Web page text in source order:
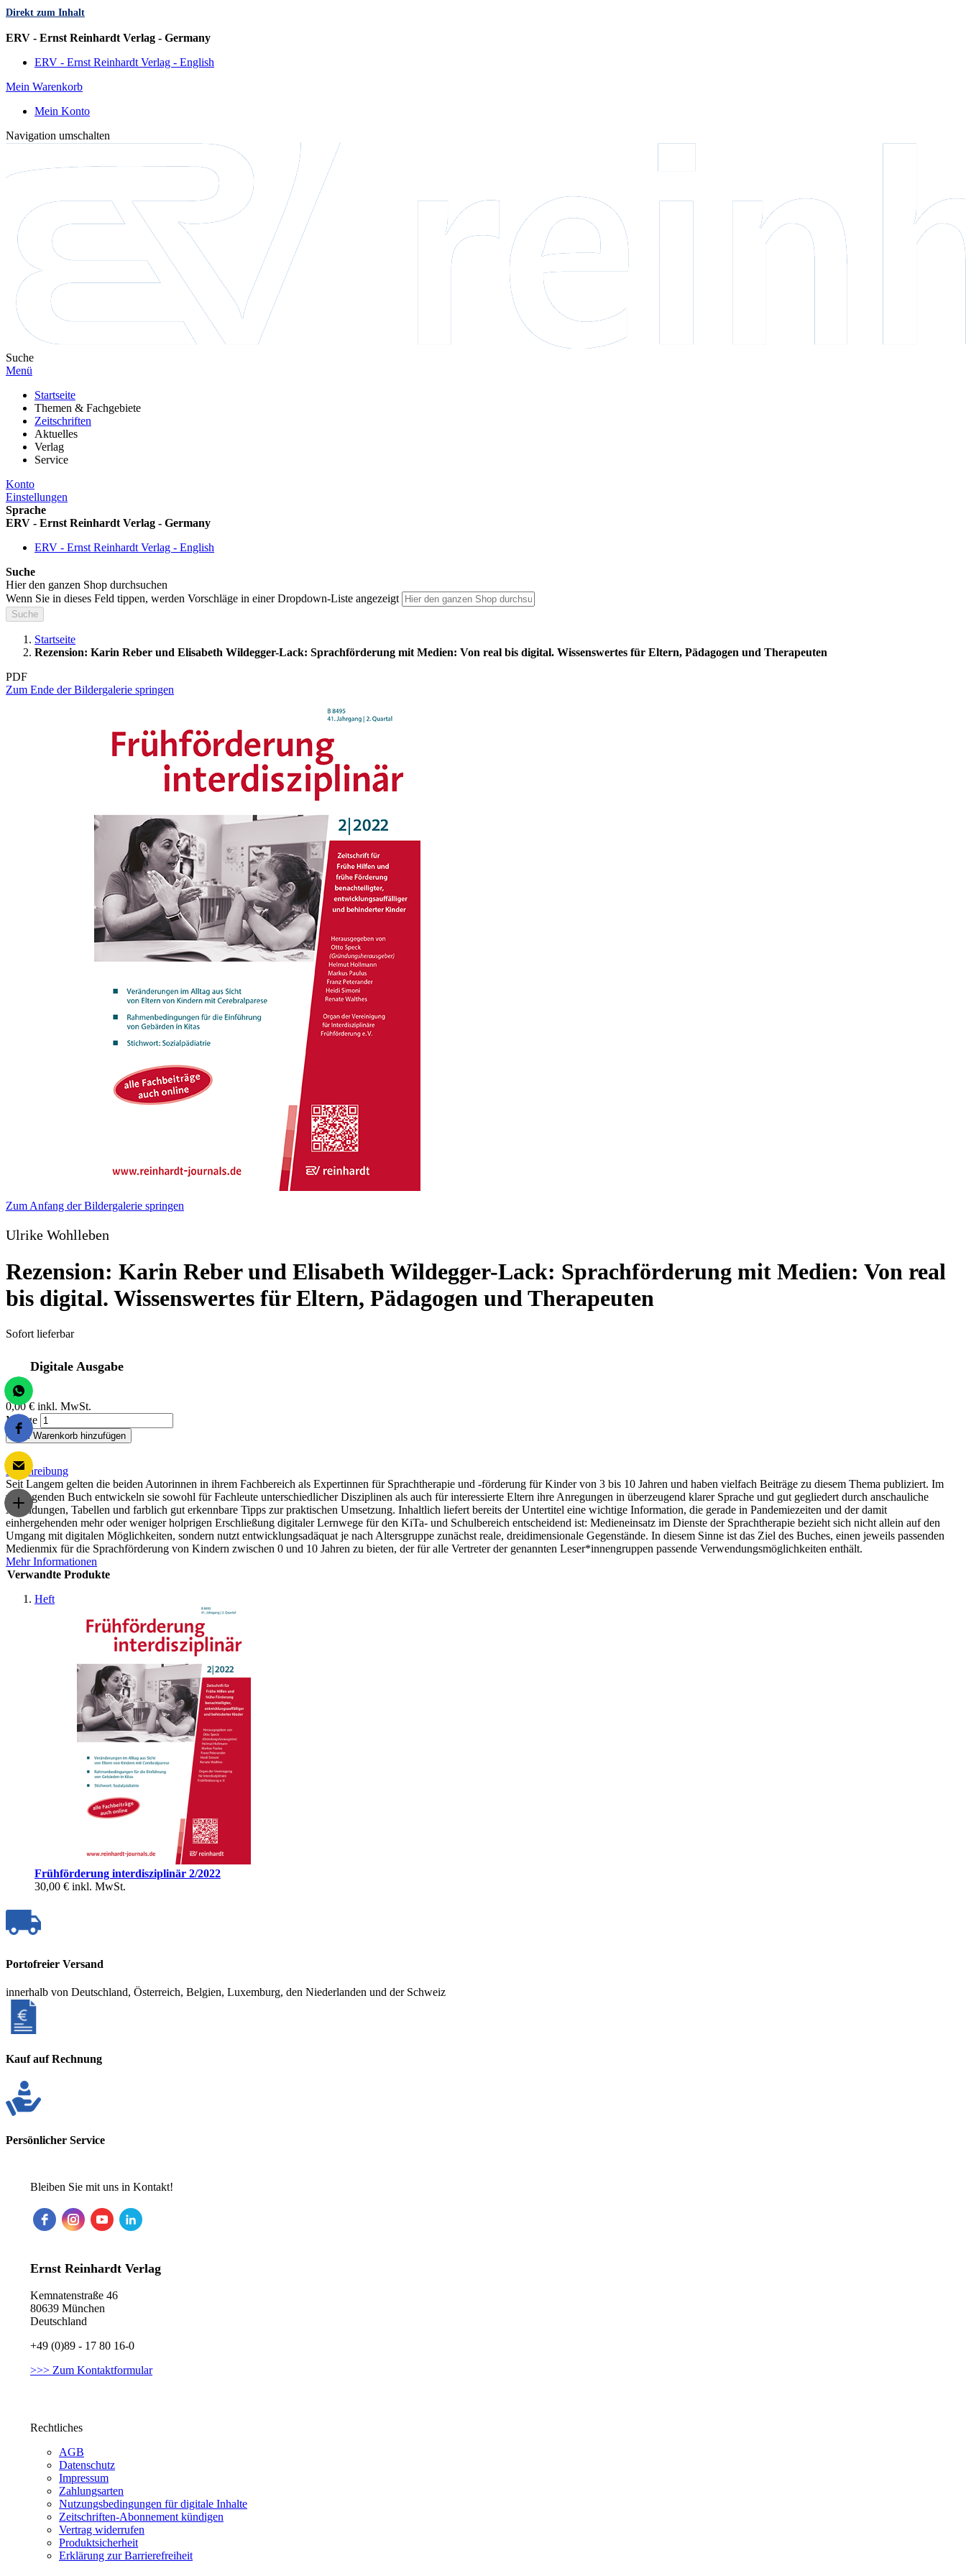
Direkt zum Inhalt
ERV - Ernst Reinhardt Verlag - Germany
ERV - Ernst Reinhardt Verlag - English
Mein Warenkorb
Mein Konto
Navigation umschalten
Suche
Menü
Startseite
Themen & Fachgebiete
Zeitschriften
Aktuelles
Verlag
Service
Konto
Einstellungen
Sprache
ERV - Ernst Reinhardt Verlag - Germany
ERV - Ernst Reinhardt Verlag - English
Suche
Hier den ganzen Shop durchsuchen
Wenn Sie in dieses Feld tippen, werden Vorschläge in einer Dropdown-Liste angezeigt
Suche
Startseite
Rezension: Karin Reber und Elisabeth Wildegger-Lack: Sprachförderung mit Medien: Von real bis digital. Wissenswertes für Eltern, Pädagogen und Therapeuten
PDF
Zum Ende der Bildergalerie springen
Zum Anfang der Bildergalerie springen
Ulrike Wohlleben
Rezension: Karin Reber und Elisabeth Wildegger-Lack: Sprachförderung mit Medien: Von real
bis digital. Wissenswertes für Eltern, Pädagogen und Therapeuten
Sofort lieferbar
Digitale Ausgabe
0,00 € inkl. MwSt.
Menge
Zum Warenkorb hinzufügen
Beschreibung
Seit Langem gelten die beiden Autorinnen in ihrem Fachbereich als Expertinnen für Sprachtherapie und -förderung für Kinder von 3 bis 10 Jahren und haben vielfach Beiträge zu diesem Thema publiziert. Im
vorliegenden Buch entwickeln sie sowohl für Fachleute unterschiedlicher Disziplinen als auch für interessierte Eltern ihre Anregungen in überzeugend klarer Sprache und gut gegliedert durch anschauliche
Abbildungen, Tabellen und farblich gut erkennbare Tipps zur praktischen Umsetzung. Inhaltlich liefert bereits der Untertitel eine wichtige Information, die gerade in Pandemiezeiten und der damit
einhergehenden mehr oder weniger holprigen Erschließung digitaler Lernwege für den KiTa- und Schulbereich entscheidend ist: Medieneinsatz im Dienste der Sprachtherapie bezieht sich nicht allein auf den
Umgang mit digitalen Möglichkeiten, sondern nutzt entwicklungsadäquat je nach Altersgruppe zunächst reale, dreidimensionale Gegenstände. In diesem Sinne ist das Ziel des Buches, einen jeweils passenden
Medienmix für die Sprachförderung von Kindern zwischen 0 und 10 Jahren zu bieten, der für alle Vertreter der genannten Leser*innengruppen passende Verwendungsmöglichkeiten enthält.
Mehr Informationen
Verwandte Produkte
Heft
Frühförderung interdisziplinär 2/2022
30,00 € inkl. MwSt.
Portofreier Versand
innerhalb von Deutschland, Österreich, Belgien, Luxemburg, den Niederlanden und der Schweiz
Kauf auf Rechnung
Persönlicher Service
Bleiben Sie mit uns in Kontakt!
Ernst Reinhardt Verlag
Kemnatenstraße 46
80639 München
Deutschland
+49 (0)89 - 17 80 16-0
>>> Zum Kontaktformular
Rechtliches
AGB
Datenschutz
Impressum
Zahlungsarten
Nutzungsbedingungen für digitale Inhalte
Zeitschriften-Abonnement kündigen
Vertrag widerrufen
Produktsicherheit
Erklärung zur Barrierefreiheit